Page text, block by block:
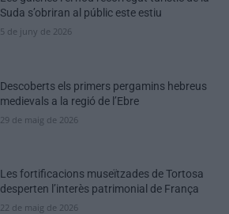
Suda s’obriran al públic este estiu
5 de juny de 2026
Descoberts els primers pergamins hebreus
medievals a la regió de l’Ebre
29 de maig de 2026
Les fortificacions museïtzades de Tortosa
desperten l’interès patrimonial de França
22 de maig de 2026